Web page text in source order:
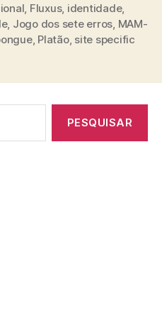
Fluxus, identidade,
, Jogo dos sete erros MAM-
, Platão, site specific